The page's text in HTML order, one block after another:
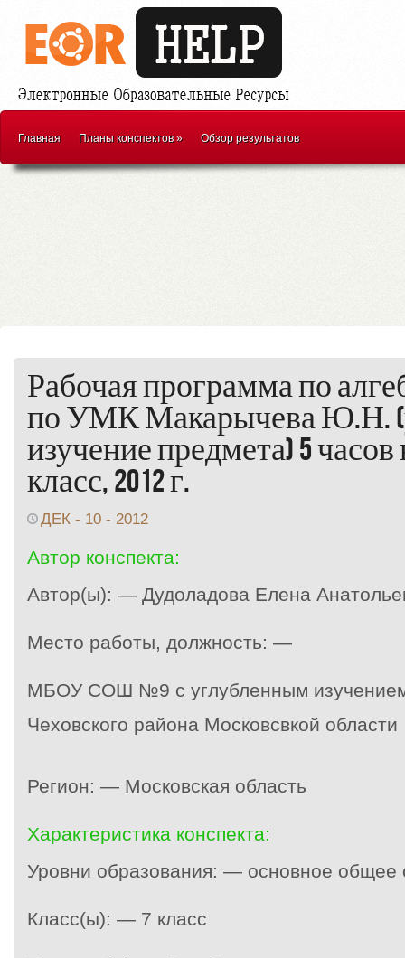
Главная Планы конспектов» Обзор результатов
Рабочая программа по
по УМК Макарычева Ю.Н.
изучение предмета) 5
класс, 2012 г.
ДЕК - 10 - 2012
Автор конспекта:
Автор(ы): — Дудоладова Елена
Место работы, должность: —
МБОУ СОШ №9 с углубленным изучением
Чеховского района Московсвкой области
Регион: — Московская область
Характеристика конспекта:
Уровни образования: — основное общее
Класс(ы): — 7 класс